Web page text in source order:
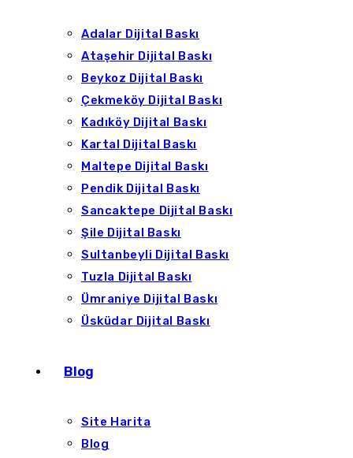
Adalar Dijital Baskı
Ataşehir Dijital Baskı
Beykoz Dijital Baskı
Çekmeköy Dijital Baskı
Kadıköy Dijital Baskı
Kartal Dijital Baskı
Maltepe Dijital Baskı
Pendik Dijital Baskı
Sancaktepe Dijital Baskı
Şile Dijital Baskı
Sultanbeyli Dijital Baskı
Tuzla Dijital Baskı
Ümraniye Dijital Baskı
Üsküdar Dijital Baskı
Blog
Site Harita
Blog